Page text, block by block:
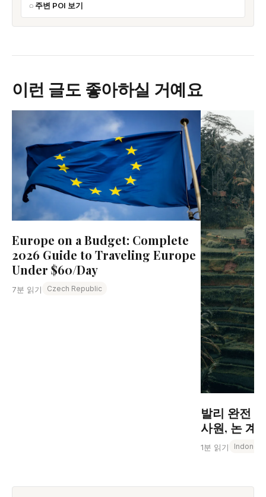
주변 POI 보기
이런 글도 좋아하실 거예요
Europe on a Budget: Complete
2026 Guide to Traveling Europe
Under $60/Day
7분 읽기 Czech Republic
발리 완전
사원, 논 계
1분 읽기